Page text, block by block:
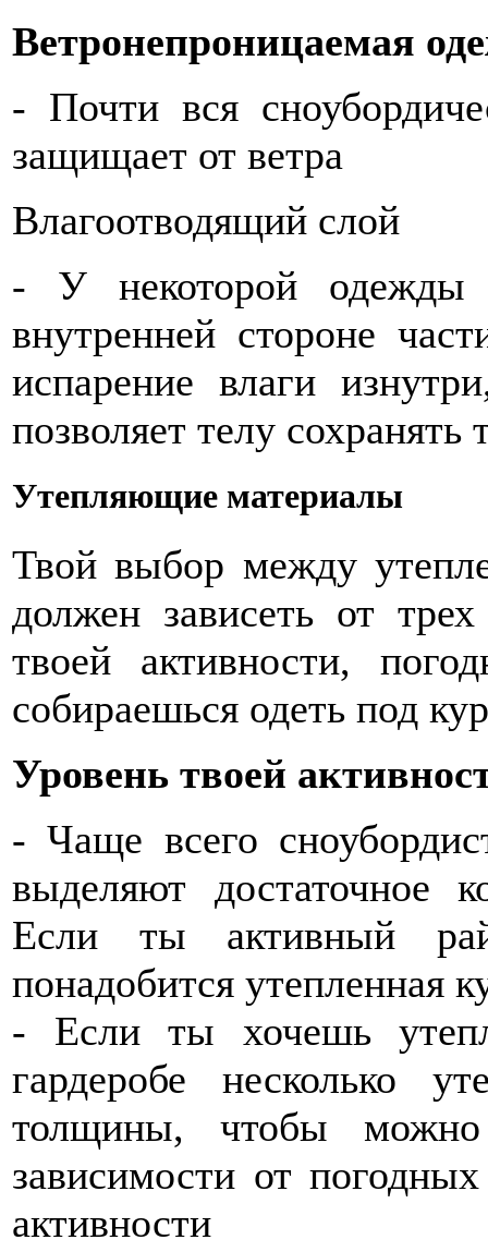
Ветронепроницаемая
- Почти вся
защищает от ветра
Влагоотводящий слой
- У некоторой одежды
внутренней стороне
испарение влаги
позволяет телу сохранять
Утепляющие материалы
Твой выбор между
должен зависеть от
твоей активности,
собираешься одеть под
Уровень твоей
- Чаще всего
выделяют достаточное
Если ты активный
понадобится утепленная
- Если ты хочешь
гардеробе несколько
толщины, чтобы
зависимости от
активности